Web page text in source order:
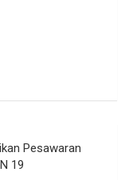
Pesawaran
19